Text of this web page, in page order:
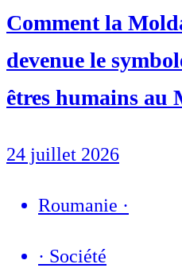
Comment la
devenue le
êtres humains au
24 juillet 2026
Roumanie ·
· Société